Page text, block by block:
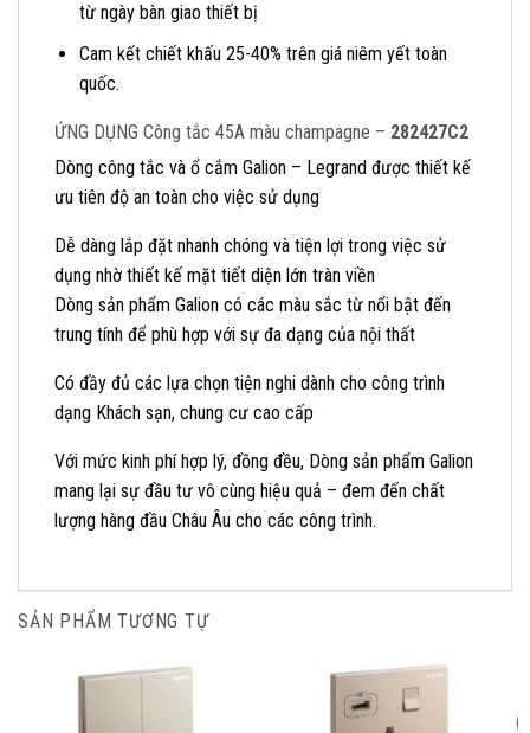
từ ngày bàn giao thiết bị
Cam kết chiết khấu 25-40% trên giá niêm yết toàn
quốc.
ỨNG DỤNG Công tắc 45A màu champagne – 282427C2
Dòng công tắc và ổ cắm Galion – Legrand được thiết kế
ưu tiên độ an toàn cho việc sử dụng
Dễ dàng lắp đặt nhanh chóng và tiện lợi trong việc sử
dụng nhờ thiết kế mặt tiết diện lớn tràn viền
Dòng sản phẩm Galion có các màu sắc từ nổi bật đến
trung tính để phù hợp với sự đa dạng của nội thất
Có đầy đủ các lựa chọn tiện nghi dành cho công trình
dạng Khách sạn, chung cư cao cấp
Với mức kinh phí hợp lý, đồng đều, Dòng sản phẩm Galion
mang lại sự đầu tư vô cùng hiệu quả – đem đến chất
lượng hàng đầu Châu Âu cho các công trình.
SẢN PHẨM TƯƠNG TỰ